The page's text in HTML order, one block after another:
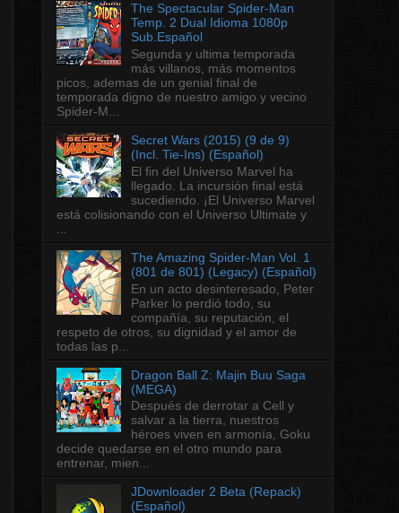
The Spectacular Spider-Man
Temp. 2 Dual Idioma 1080p
Sub.Español
Segunda y ultima temporada
más villanos, más momentos
picos, ademas de un genial final de
temporada digno de nuestro amigo y vecino
Spider-M...
Secret Wars (2015) (9 de 9)
(Incl. Tie-Ins) (Español)
El fin del Universo Marvel ha
llegado. La incursión final está
sucediendo. ¡El Universo Marvel
está colisionando con el Universo Ultimate y
The Amazing Spider-Man Vol. 1
(801 de 801) (Legacy) (Español)
En un acto desinteresado, Peter
Parker lo perdió todo, su
compañía, su reputación, el
respeto de otros, su dignidad y el amor de
todas las p...
Dragon Ball Z: Majin Buu Saga
(MEGA)
Después de derrotar a Cell y
salvar a la tierra, nuestros
héroes viven en armonía, Goku
decide quedarse en el otro mundo para
entrenar, mien...
JDownloader 2 Beta (Repack)
(Español)